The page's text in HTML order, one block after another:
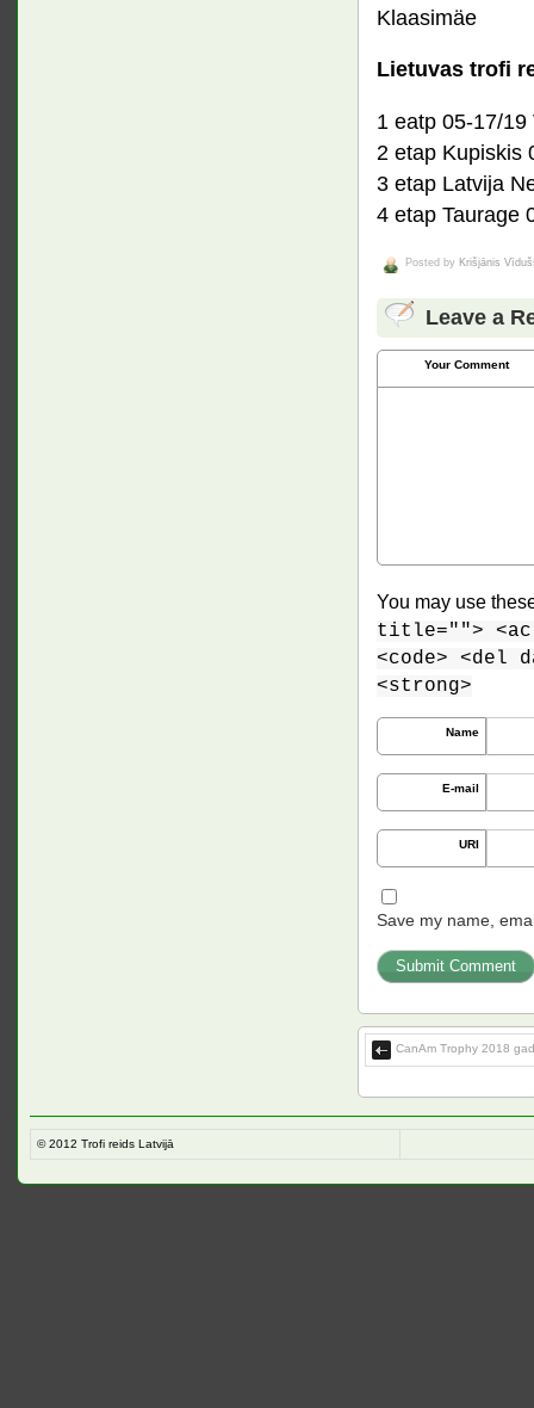
Klaasimäe
Lietuvas trofi
1 eatp 05-17/19
2 etap Kupiskis
3 etap Latvija
4 etap Taurage
Posted by Krišjānis
Leave a
Your Comment
You may use
title="">
<code> <del
<strong>
Name
E-mail
URI
Save my name,
CanAm Trophy 2018
© 2012 Trofi reids Latvijā